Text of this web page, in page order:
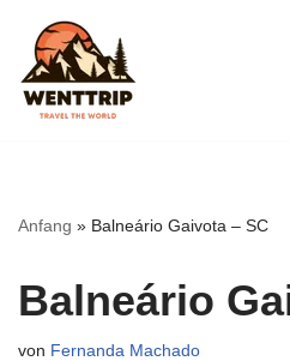
Zum
Inhalt
springen
Anfang » Balneário Gaivota – SC
Balneário
von Fernanda Machado